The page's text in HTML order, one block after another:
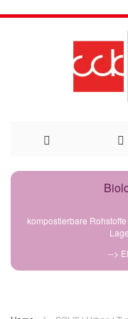
Direkt
kompostierbare
-->